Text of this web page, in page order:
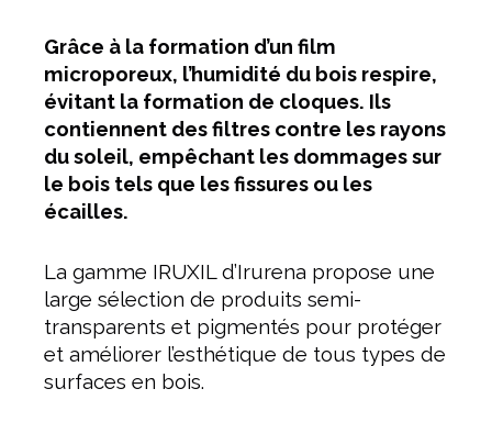
Grâce à la formation d’un film
microporeux, l’humidité du bois respire,
évitant la formation de cloques. Ils
contiennent des filtres contre les rayons
du soleil, empêchant les dommages sur
le bois tels que les fissures ou les
écailles.
La gamme IRUXIL d’Irurena propose une
large sélection de produits semi-
transparents et pigmentés pour protéger
et améliorer l’esthétique de tous types de
surfaces en bois.